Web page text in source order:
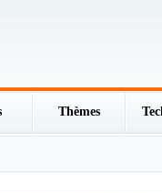
Thèmes